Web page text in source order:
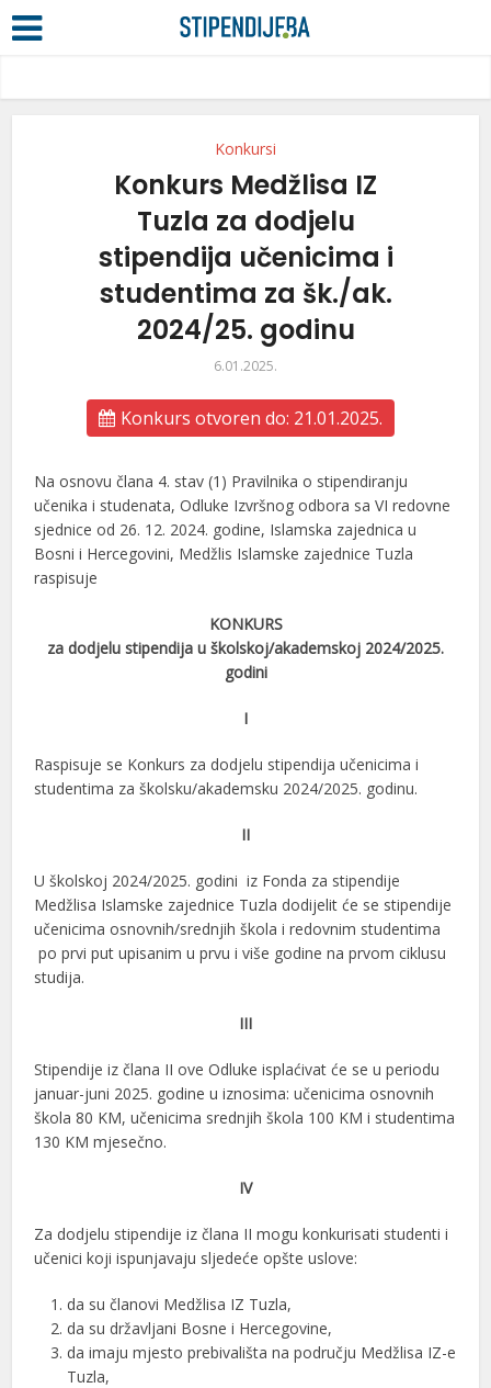
Konkursi
Konkurs Medžlisa IZ
Tuzla za dodjelu
stipendija učenicima i
studentima za šk./ak.
2024/25. godinu
6.01.2025.
Konkurs otvoren do: 21.01.2025.
Na osnovu člana 4. stav (1) Pravilnika o stipendiranju
učenika i studenata, Odluke Izvršnog odbora sa VI redovne
sjednice od 26. 12. 2024. godine, Islamska zajednica u
Bosni i Hercegovini, Medžlis Islamske zajednice Tuzla
raspisuje
KONKURS
za dodjelu stipendija u školskoj/akademskoj 2024/2025.
godini
I
Raspisuje se Konkurs za dodjelu stipendija učenicima i
studentima za školsku/akademsku 2024/2025. godinu.
II
U školskoj 2024/2025. godini iz Fonda za stipendije
Medžlisa Islamske zajednice Tuzla dodijelit će se stipendije
učenicima osnovnih/srednjih škola i redovnim studentima
po prvi put upisanim u prvu i više godine na prvom ciklusu
studija.
III
Stipendije iz člana II ove Odluke isplaćivat će se u periodu
januar-juni 2025. godine u iznosima: učenicima osnovnih
škola 80 KM, učenicima srednjih škola 100 KM i studentima
130 KM mjesečno.
IV
Za dodjelu stipendije iz člana II mogu konkurisati studenti i
učenici koji ispunjavaju sljedeće opšte uslove:
da su članovi Medžlisa IZ Tuzla,
da su državljani Bosne i Hercegovine,
da imaju mjesto prebivališta na području Medžlisa IZ-e
Tuzla,